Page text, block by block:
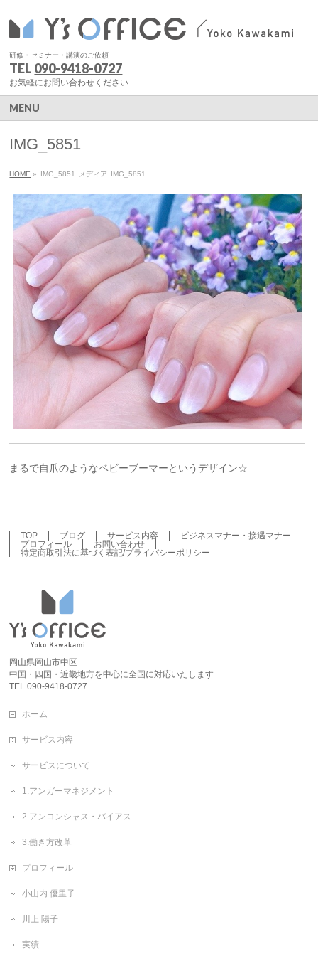
研修・セミナー・講演のご依頼
TEL 090-9418-0727
お気軽にお問い合わせください
MENU
IMG_5851
HOME » IMG_5851 メディア IMG_5851
まるで自爪のようなベビーブーマーというデザイン☆
TOP ブログ サービス内容
ビジネスマナー・接遇マナー
プロフィール
お問い合わせ
特定商取引法に基づく表記/プライバシーポリシー
岡山県岡山市中区
中国・四国・近畿地方を中心に全国に対応いたします
TEL 090-9418-0727
ホーム
サービス内容
サービスについて
1.アンガーマネジメント
2.アンコンシャス・バイアス
3.働き方改革
プロフィール
小山内 優里子
川上 陽子
実績